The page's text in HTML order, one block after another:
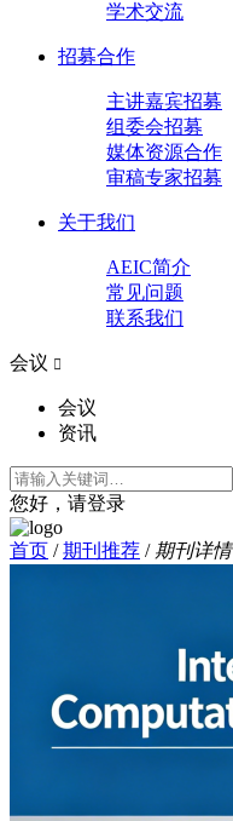
学术交流
招募合作
主讲嘉宾招募
组委会招募
媒体资源合作
审稿专家招募
关于我们
AEIC简介
常见问题
联系我们
会议 
会议
资讯
您好，请登录
首页 / 期刊推荐 / 期刊详情